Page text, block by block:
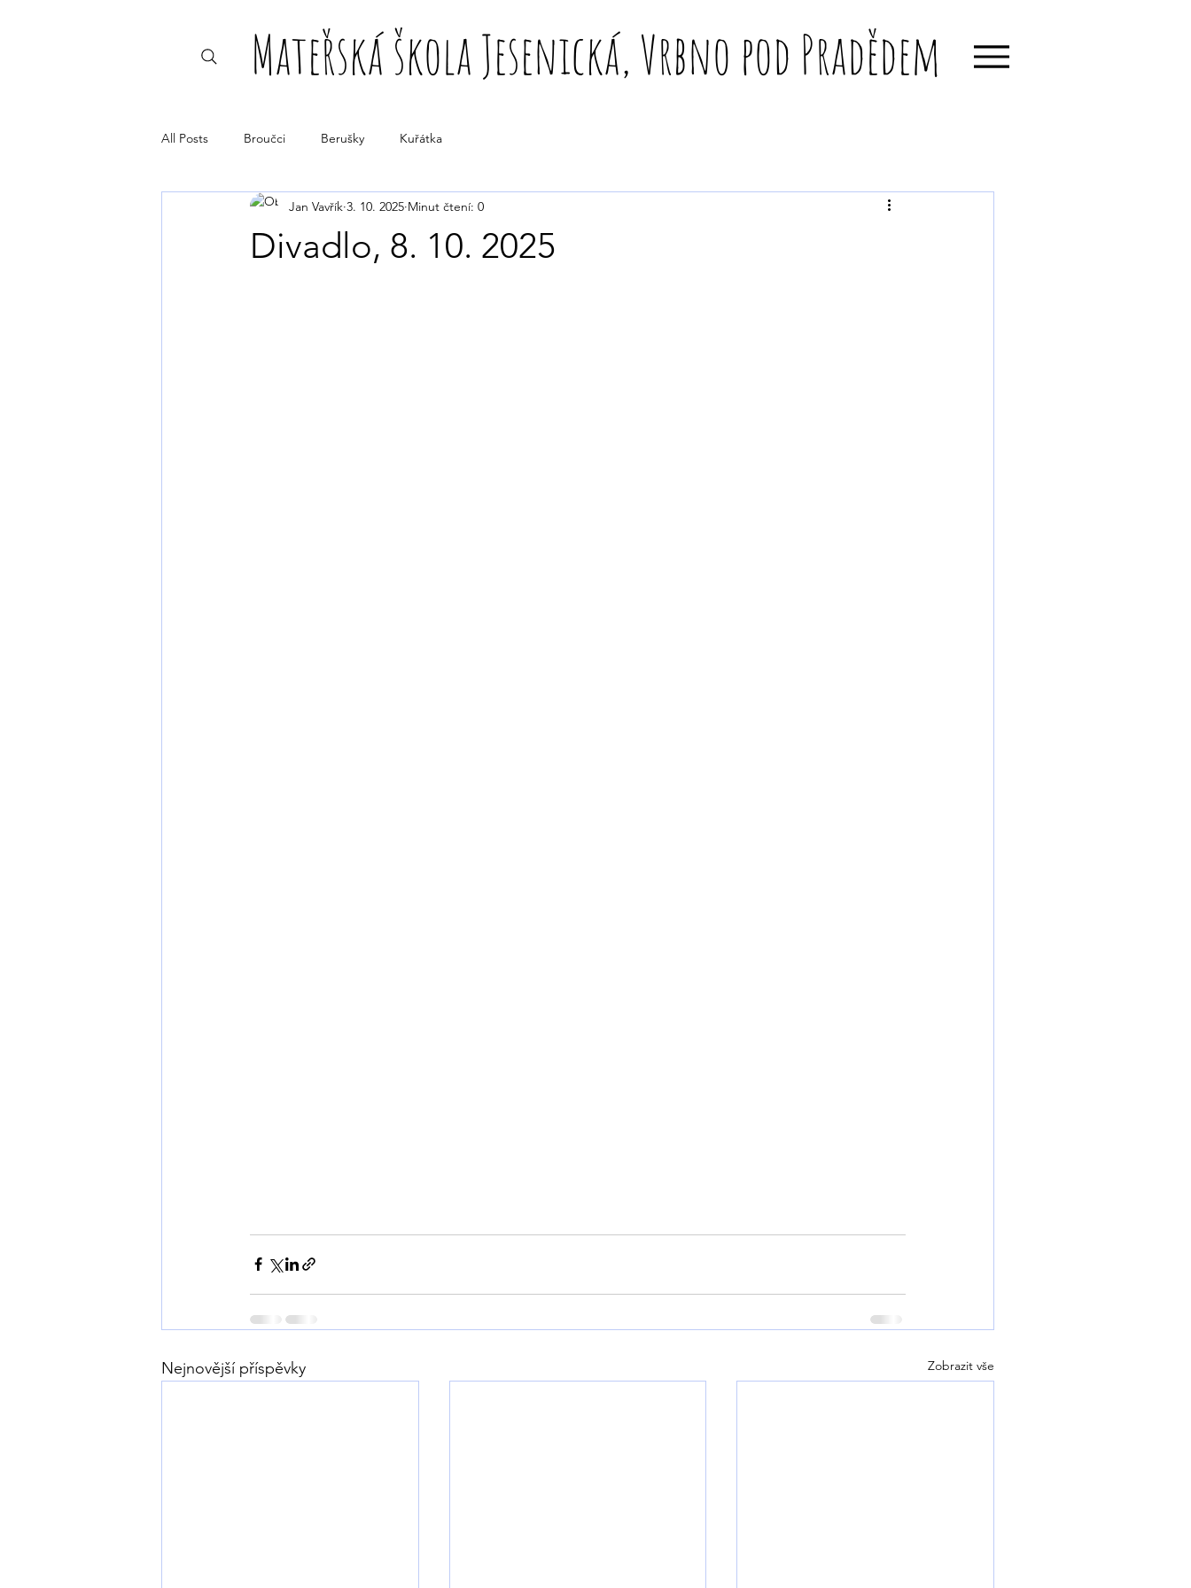
Mateřská škola Jesenická, Vrbno pod Pradědem
All Posts Broučci Berušky Kuřátka
Divadlo, 8. 10. 2025
Jan Vavřík 3. 10. 2025 Minut čtení: 0
Nejnovější příspěvky Zobrazit vše